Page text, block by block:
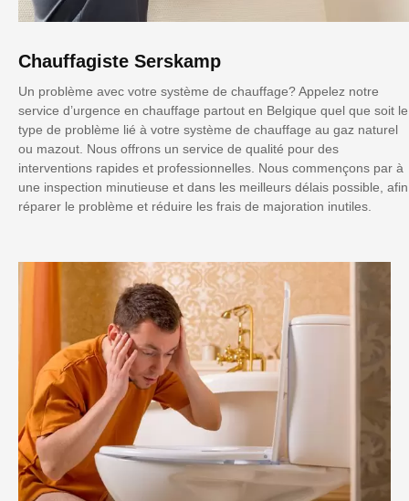
Chauffagiste Serskamp
Un problème avec votre système de chauffage? Appelez notre
service d’urgence en chauffage partout en Belgique quel que soit le
type de problème lié à votre système de chauffage au gaz naturel
ou mazout. Nous offrons un service de qualité pour des
interventions rapides et professionnelles. Nous commençons par à
une inspection minutieuse et dans les meilleurs délais possible, afin
réparer le problème et réduire les frais de majoration inutiles.